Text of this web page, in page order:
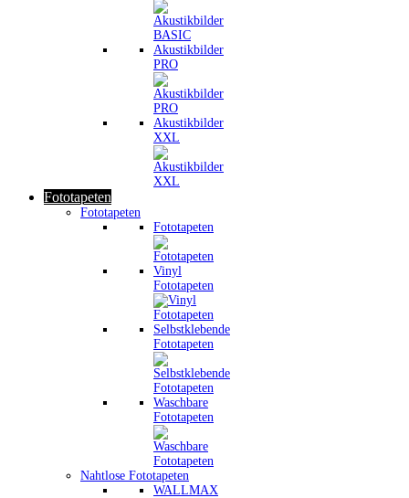
Akustikbilder
PRO
Akustikbilder
XXL
Fototapeten
Fototapeten
Fototapeten
Vinyl
Fototapeten
Selbstklebende
Fototapeten
Waschbare
Fototapeten
Nahtlose Fototapeten
WALLMAX